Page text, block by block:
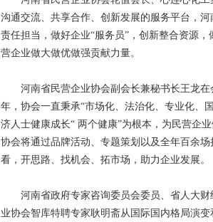
沟通交流、共享合作、创新发展的服务平台，
责任担当，做好企业“服务员”，创新整合资源
营企业做大做优做强贡献力量。
河南省民营企业协会副会长兼秘书长王龙在
年，协会一直秉承“市场化、法治化、专业化、
济人士健康成长“ 两个健康”为根本，为民营企
协会将通过品牌活动、专题策划以及全年百余
看，开思路、找机会、拓市场，助力企业发展。
河南省政府专家咨询委员会委员、省人大财
业协会智库特聘专家耿明斋从国际国内格局演